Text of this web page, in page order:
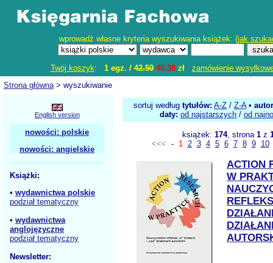
wprowadź własne kryteria wyszukiwania książek: (jak
Twój koszyk: 1 egz. /42.50 40,38zł
zamówienie
Strona główna> wyszukiwanie
English version
nowości: polskie
nowości: angielskie
Książki:
• wydawnictwa polskie
podział tematyczny
• wydawnictwa
anglojęzyczne
podział tematyczny
Newsletter:
sortuj według tytułów: A-Z / Z-A•
daty: od najstarszych / od
książek: 174, strona 1z
<<< - 1 2 3 4 5 6 7 8 9 10
ACTION
W